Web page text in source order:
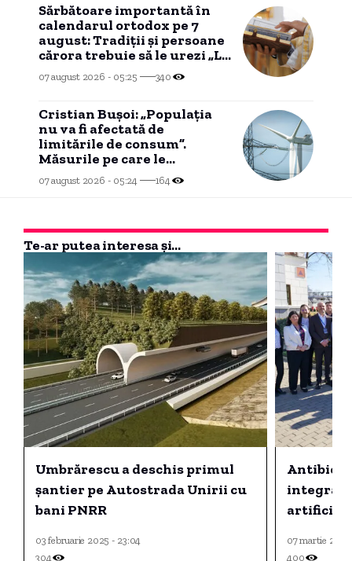
Sărbătoare importantă în
calendarul ortodox pe 7
august: Tradiții și persoane
cărora trebuie să le urezi „La
mulți ani”
07 august 2026 - 05:25 340
Cristian Bușoi: „Populația
nu va fi afectată de
limitările de consum”.
Măsurile pe care le
pregătește Guvernul în
cazul unei agravări a crizei
07 august 2026 - 05:24 164
Te-ar putea interesa și...
Umbrărescu a deschis primul
șantier pe Autostrada Unirii cu
bani PNRR
03 februarie 2025 - 23:04
304
07 martie
400